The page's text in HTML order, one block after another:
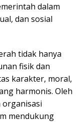
dalam
dan sosial
tidak hanya
fisik dan
karakter, moral,
harmonis. Oleh
mendukung